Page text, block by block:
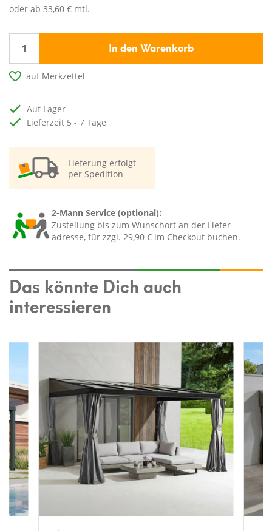
oder ab 33,60 € mtl.
In den Warenkorb
auf Merkzettel
auf Lager
Lieferzeit 5 - 7 Tage
Lieferung erfolgt
per Spedition
2-Mann Service (optional):
Zustellung bis zum Wunschort an der Liefer-
adresse, für zzgl. 29,90 € im Checkout buchen.
Das könnte Dich auch
interessieren